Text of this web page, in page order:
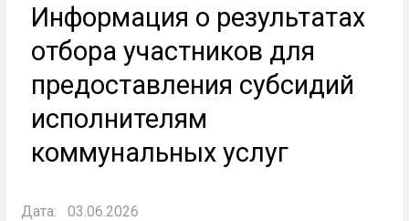
Информация о результатах
отбора участников для
предоставления субсидий
исполнителям
коммунальных услуг
Дата: 03.06.2026